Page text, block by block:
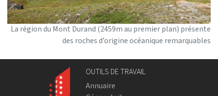
La région du Mont Durand (2459m au premier plan) présente
des roches d’origine océanique remarquables
OUTILS DE TRAVAIL
Annuaire